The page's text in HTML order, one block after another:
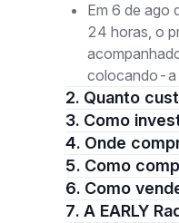
Em 6 de ago
24 horas, o
colocando-a
2. Quanto
3. Como
4. Onde
5. Como
6. Como
7. A EARLY